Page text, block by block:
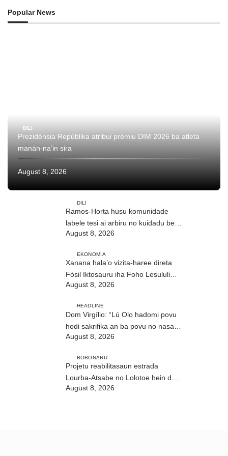
Popular News
DILI
Prezidénsia Repúblika atribui prémiu DIM 2026 ba atleta
manán-na’in sira
August 8, 2026
DILI
Ramos-Horta husu komunidade
labele tesi ai arbiru no kuidadu bee-
matan
August 8, 2026
EKONOMIA
Xanana hala’o vizita-haree direta
Fósil Iktosauru iha Foho Lesululi
Kailaku
August 8, 2026
HEADLINE
Dom Virgílio: “Lú Olo hadomi povu
hodi sakrifika an ba povu no nasaun
ho fuan”
August 8, 2026
BOBONARU
Projetu reabilitasaun estrada
Lourba-Atsabe no Lolotoe hein de’it
vistu tribunál
August 8, 2026